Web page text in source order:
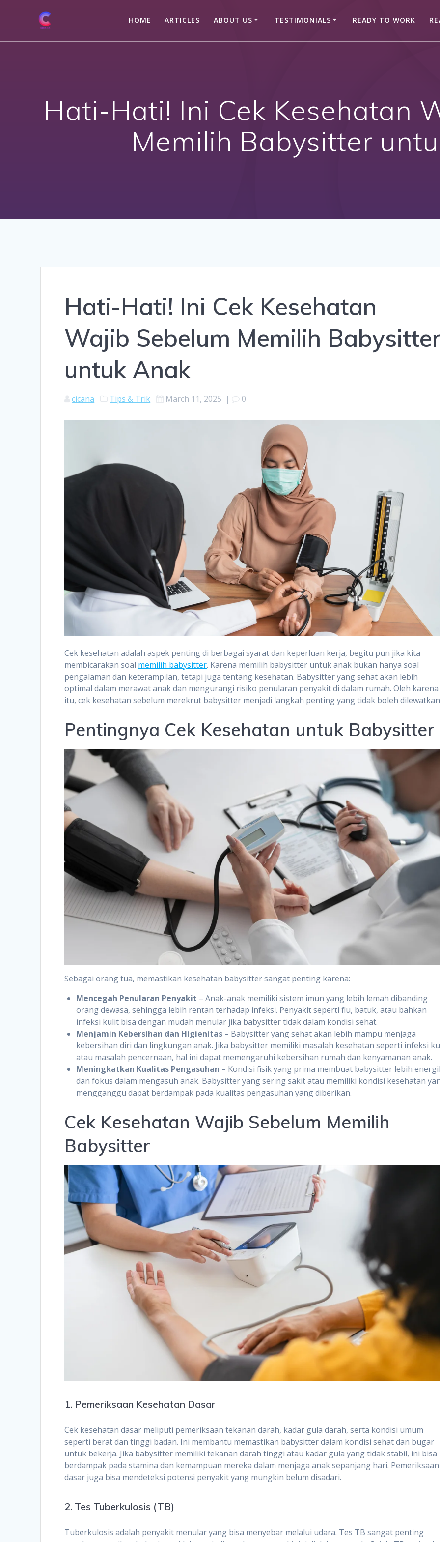
HOME ARTICLES ABOUT US TESTIMONIALS READY TO WORK
Hati-Hati! Ini Cek Kesehatan
Memilih Babysitter
Hati-Hati! Ini Cek Kesehatan
Wajib Sebelum Memilih
untuk Anak
cicana Tips & Trik March 11, 2025 | 0
Cek kesehatan adalah aspek penting di berbagai syarat dan keperluan kerja, begitu pun jika kita
membicarakan soal memilih babysitter. Karena memilih babysitter untuk anak bukan hanya soal
pengalaman dan keterampilan, tetapi juga tentang kesehatan. Babysitter yang sehat akan lebih
optimal dalam merawat anak dan mengurangi risiko penularan penyakit di dalam rumah. Oleh karena
itu, cek kesehatan sebelum merekrut babysitter menjadi langkah penting yang tidak boleh
Pentingnya Cek Kesehatan untuk Babysitter
Sebagai orang tua, memastikan kesehatan babysitter sangat penting karena:
Mencegah Penularan Penyakit – Anak-anak memiliki sistem imun yang lebih lemah dibanding
orang dewasa, sehingga lebih rentan terhadap infeksi. Penyakit seperti flu, batuk, atau bahkan
infeksi kulit bisa dengan mudah menular jika babysitter tidak dalam kondisi sehat.
Menjamin Kebersihan dan Higienitas – Babysitter yang sehat akan lebih mampu menjaga
kebersihan diri dan lingkungan anak. Jika babysitter memiliki masalah kesehatan seperti infeksi
atau masalah pencernaan, hal ini dapat memengaruhi kebersihan rumah dan kenyamanan anak.
Meningkatkan Kualitas Pengasuhan – Kondisi fisik yang prima membuat babysitter lebih
dan fokus dalam mengasuh anak. Babysitter yang sering sakit atau memiliki kondisi kesehatan
mengganggu dapat berdampak pada kualitas pengasuhan yang diberikan.
Cek Kesehatan Wajib Sebelum Memilih
Babysitter
1. Pemeriksaan Kesehatan Dasar
Cek kesehatan dasar meliputi pemeriksaan tekanan darah, kadar gula darah, serta kondisi umum
seperti berat dan tinggi badan. Ini membantu memastikan babysitter dalam kondisi sehat dan bugar
untuk bekerja. Jika babysitter memiliki tekanan darah tinggi atau kadar gula yang tidak stabil, ini bisa
berdampak pada stamina dan kemampuan mereka dalam menjaga anak sepanjang hari. Pemeriksaan
dasar juga bisa mendeteksi potensi penyakit yang mungkin belum disadari.
2. Tes Tuberkulosis (TB)
Tuberkulosis adalah penyakit menular yang bisa menyebar melalui udara. Tes TB sangat penting